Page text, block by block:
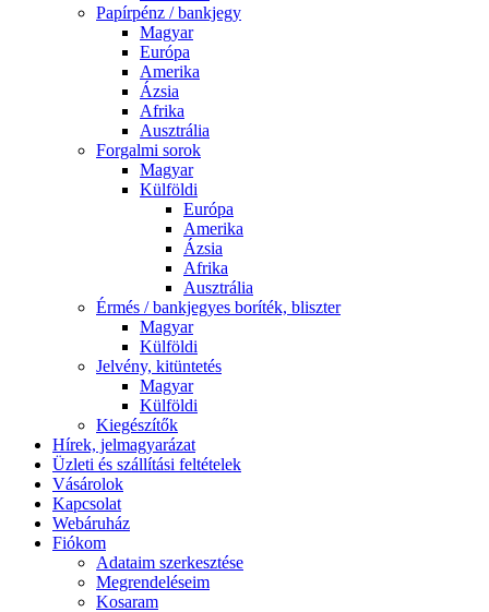
Papírpénz / bankjegy
Magyar
Európa
Amerika
Ázsia
Afrika
Ausztrália
Forgalmi sorok
Magyar
Külföldi
Európa
Amerika
Ázsia
Afrika
Ausztrália
Érmés / bankjegyes boríték, bliszter
Magyar
Külföldi
Jelvény, kitüntetés
Magyar
Külföldi
Kiegészítők
Hírek, jelmagyarázat
Üzleti és szállítási feltételek
Vásárolok
Kapcsolat
Webáruház
Fiókom
Adataim szerkesztése
Megrendeléseim
Kosaram